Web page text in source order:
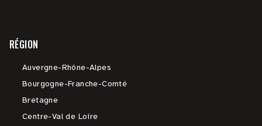
RÉGION
Auvergne-Rhône-Alpes
Bourgogne-Franche-Comté
Bretagne
Centre-Val de Loire